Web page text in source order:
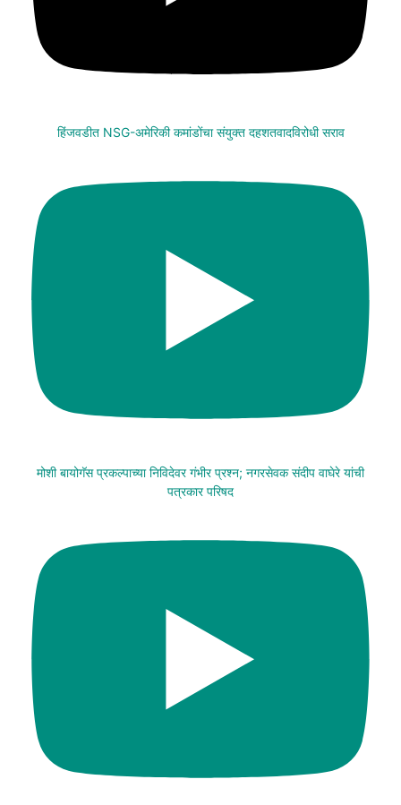
हिंजवडीत NSG-अमेरिकी कमांडोंचा संयुक्त दहशतवादविरोधी सराव
मोशी बायोगॅस प्रकल्पाच्या निविदेवर गंभीर प्रश्न; नगरसेवक संदीप वाघेरे यांची
पत्रकार परिषद